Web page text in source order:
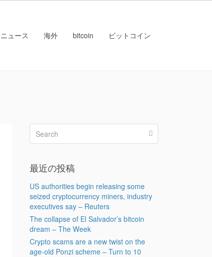
ニュース 海外 bitcoin ビットコイン
最近の投稿
US authorities begin releasing some
seized cryptocurrency miners, industry
executives say – Reuters
The collapse of El Salvador’s bitcoin
dream – The Week
Crypto scams are a new twist on the
age-old Ponzi scheme – Turn to 10